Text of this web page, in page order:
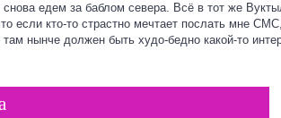
снова едем за баблом севера. Всё в тот же
если кто-то страстно мечтает послать мне
нынче должен быть худо-бедно какой-то